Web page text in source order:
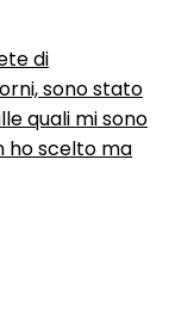
di
sono stato
quali mi sono
ho scelto ma